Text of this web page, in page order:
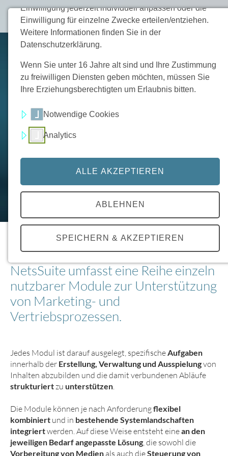
Marketing Tools
Modulare Lösungen zur
strukturierten Steuerung von
Inhalten und Prozessen im Marketing
NetsSuite umfasst eine Reihe einzeln
nutzbarer Module zur Unterstützung
von Marketing- und
Vertriebsprozessen.
Jedes Modul ist darauf ausgelegt, spezifischeAufgaben
innerhalb der Erstellung, Verwaltung und Ausspielungvon
Inhalten abzubilden und die damit verbundenen Abläufe
strukturiertzu unterstützen.
Die Module können je nach Anforderungflexibel
kombiniert und in bestehende Systemlandschaften
integriertwerden. Auf diese Weise entsteht einean den
jeweiligen Bedarf angepasste Lösung, die sowohl die
Vorbereitung von Medien als auch dieSteuerung von
Einwilligung jederzeit individuell anpassen oder die
Einwilligung für einzelne Zwecke erteilen/entziehen.
Weitere Informationen finden Sie in der
Datenschutzerklärung.
Wenn Sie unter 16 Jahre alt sind und Ihre Zustimmung
zu freiwilligen Diensten geben möchten, müssen Sie
Ihre Erziehungsberechtigten um Erlaubnis bitten.
Notwendige Cookies
Analytics
ALLE AKZEPTIEREN
ABLEHNEN
SPEICHERN & AKZEPTIEREN
Details anzeigen
NOTWENDIGE COOKIES
Notwendige Cookies müssen gesetzt werden,
damit die Website ordnungsgemäß funktioniert.
grundlegende Funktionalitäten und
Sicherheitsmerkmale der Website.
Einverständnis-Cookie
Name:
cookie_consent
Zweck:
Dieser Cookie speichert die ausgewählten
Impressum |Datenschutz